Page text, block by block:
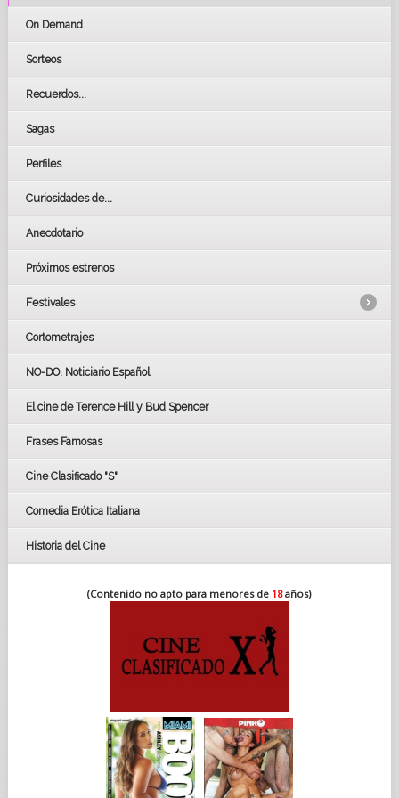
On Demand
Sorteos
Recuerdos...
Sagas
Perfiles
Curiosidades de...
Anecdotario
Próximos estrenos
Festivales
LOS OSCARS
GOYAS
BAFTA
Cortometrajes
NO-DO. Noticiario Español
El cine de Terence Hill y Bud Spencer
Frases Famosas
Cine Clasificado "S"
Comedia Erótica Italiana
Historia del Cine
(Contenido no apto para menores de 18años)